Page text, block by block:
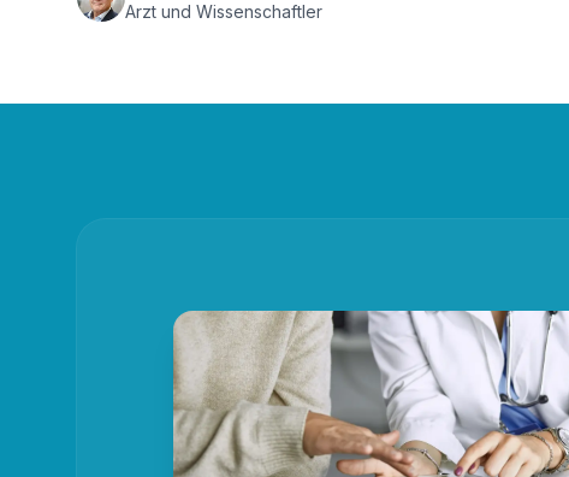
Arzt und Wissenschaftler